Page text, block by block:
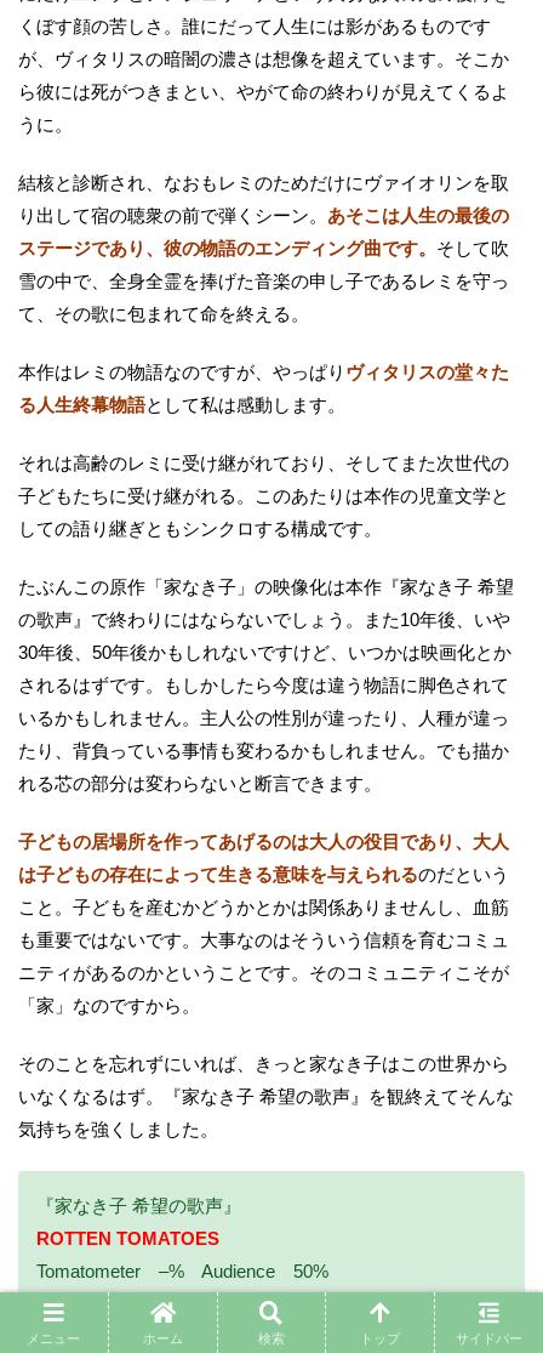
くぼす顔の苦しさ。誰にだって人生には影があるものです
が、ヴィタリスの暗闇の濃さは想像を超えています。そこか
ら彼には死がつきまとい、やがて命の終わりが見えてくるよ
うに。
結核と診断され、なおもレミのためだけにヴァイオリンを取
り出して宿の聴衆の前で弾くシーン。 あそこは人生の最後の
ステージであり、彼の物語のエンディング曲です。 そして吹
雪の中で、全身全霊を捧げた音楽の申し子であるレミを守っ
て、その歌に包まれて命を終える。
本作はレミの物語なのですが、やっぱり ヴィタリスの堂々た
る人生終幕物語として私は感動します。
それは高齢のレミに受け継がれており、そしてまた次世代の
子どもたちに受け継がれる。このあたりは本作の児童文学と
しての語り継ぎともシンクロする構成です。
たぶんこの原作「家なき子」の映像化は本作『家なき子 希望
の歌声』で終わりにはならないでしょう。また10年後、いや
30年後、50年後かもしれないですけど、いつかは映画化とか
されるはずです。もしかしたら今度は違う物語に脚色されて
いるかもしれません。主人公の性別が違ったり、人種が違っ
たり、背負っている事情も変わるかもしれません。でも描か
れる芯の部分は変わらないと断言できます。
子どもの居場所を作ってあげるのは大人の役目であり、大人
は子どもの存在によって生きる意味を与えられるのだという
こと。子どもを産むかどうかとかは関係ありませんし、血筋
も重要ではないです。大事なのはそういう信頼を育むコミュ
ニティがあるのかということです。そのコミュニティこそが
「家」なのですから。
そのことを忘れずにいれば、きっと家なき子はこの世界から
いなくなるはず。『家なき子 希望の歌声』を観終えてそんな
気持ちを強くしました。
『家なき子 希望の歌声』
ROTTEN TOMATOES
Tomatometer –% Audience 50%
IMDb
7.0 / 10
メニュー ホーム 検索 トップ サイドバー